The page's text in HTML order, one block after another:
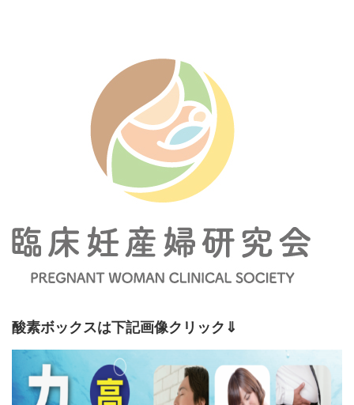
酸素ボックスは下記画像クリック⇓